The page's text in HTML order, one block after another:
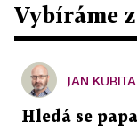
Vybíráme
JAN KUBITA
Hledá se